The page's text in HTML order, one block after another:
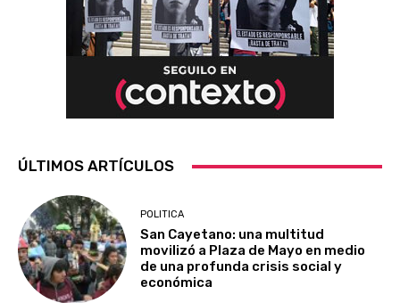
ÚLTIMOS ARTÍCULOS
POLITICA
San Cayetano: una multitud
movilizó a Plaza de Mayo en medio
de una profunda crisis social y
económica